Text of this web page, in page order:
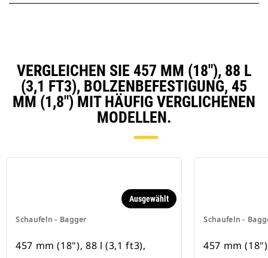
VERGLEICHEN SIE 457 MM (18"), 88 L
(3,1 FT3), BOLZENBEFESTIGUNG, 45
MM (1,8") MIT HÄUFIG VERGLICHENEN
MODELLEN.
Schaufeln - Bagger
Ausgewählt
457 mm (18"), 88 l (3,1 ft3),
Schaufeln -
457 mm